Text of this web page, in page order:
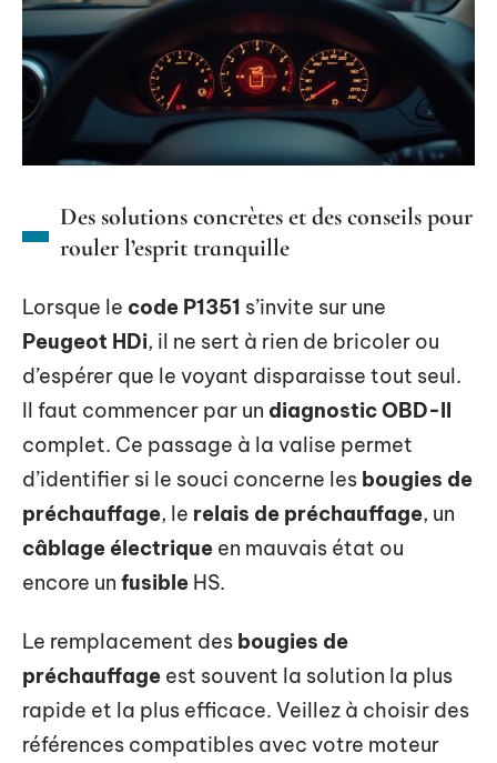
Des solutions concrètes et des conseils pour
rouler l’esprit tranquille
Lorsque le code P1351 s’invite sur une
Peugeot HDi, il ne sert à rien de bricoler ou
d’espérer que le voyant disparaisse tout seul.
Il faut commencer par un diagnostic OBD-II
complet. Ce passage à la valise permet
d’identifier si le souci concerne les bougies de
préchauffage, le relais de préchauffage, un
câblage électrique en mauvais état ou
encore un fusible HS.
Le remplacement des bougies de
préchauffage est souvent la solution la plus
rapide et la plus efficace. Veillez à choisir des
références compatibles avec votre moteur